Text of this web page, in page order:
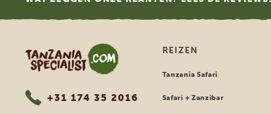
Tanzania Specialist
+31 174 35 2016
REIZEN
Tanzania Safari
Safari + Zanzibar